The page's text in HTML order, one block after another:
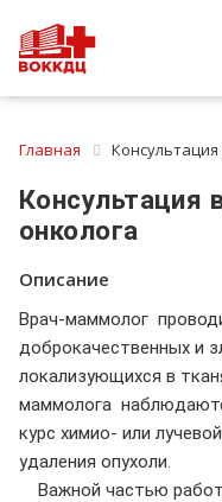
Главная
Консультация
онколога
Описание
Врач-маммолог
доброкачественных и
локализующихся в
маммолога
курс химио- или
удаления опухоли.
Важной частью